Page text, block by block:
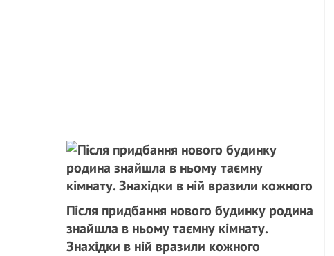
Після придбання нового будинку родина
знайшла в ньому таємну кімнату.
Знахідки в ній вразили кожного